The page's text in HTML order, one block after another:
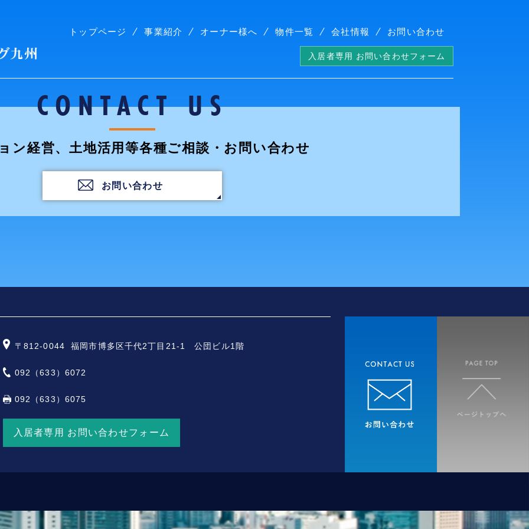
株式会社コープリビング九州
トップページ 事業紹介 オーナー様へ 物件一覧 会社情報 お問い合わせ
入居者専用 お問い合わせフォーム
CONTACT US
ン経営、土地活用等各種ご相談・お問い合わせ
お問い合わせ
〒812-0044 福岡市博多区千代2丁目21-1 公団ビル1階
092（633）6072
092（633）6075
入居者専用 お問い合わせフォーム